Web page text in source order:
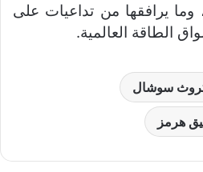
وما يرافقها من تداعيات على
الطاقة العالمية.
سوشال
هرمز